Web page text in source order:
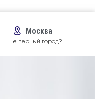
Москва
Не верный город?